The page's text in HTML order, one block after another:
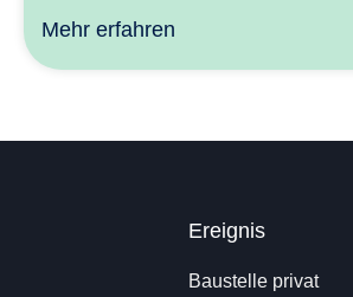
Mehr erfahren
Ereignis
Baustelle privat